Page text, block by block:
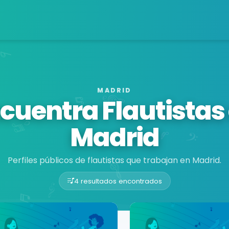
MADRID
Flautistas
Madrid
Perfiles públicos de flautistas que trabajan en Madrid.
4 resultados encontrados